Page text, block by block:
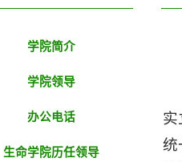
学院简介
学院领导
办公电话
生命学院历任领导
实
统